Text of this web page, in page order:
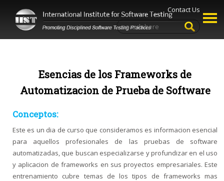
Contact Us
Esencias de los Frameworks de
Automatizacion de Prueba de Software
Conceptos:
Este es un dia de curso que consideramos es informacion esencial
para aquellos profesionales de las pruebas de software
automatizadas, que buscan especializarse y profundizar en el uso
y aplicacion de frameworks en sus proyectos empresariales. Este
entrenamiento cubre temas de los tipos de frameworks mas